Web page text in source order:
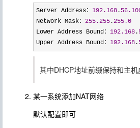
Server Address： 192.168 .
Network Mask： 255.255 .255.0
Lower Address Bound： 192.168 .
Upper Address Bound： 192.168 .
其中DHCP地址前缀保持和主
某一系统添加NAT网络
默认配置即可